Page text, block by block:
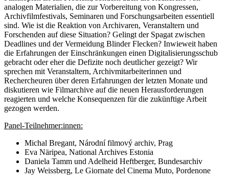
analogen Materialien, die zur Vorbereitung von Kongressen,
Archivfilmfestivals, Seminaren und Forschungsarbeiten essentiell
sind. Wie ist die Reaktion von Archivaren, Veranstaltern und
Forschenden auf diese Situation? Gelingt der Spagat zwischen
Deadlines und der Vermeidung Blinder Flecken? Inwieweit haben
die Erfahrungen der Einschränkungen einen Digitalisierungsschub
gebracht oder eher die Defizite noch deutlicher gezeigt? Wir
sprechen mit Veranstaltern, Archivmitarbeiterinnen und
Rechercheuren über deren Erfahrungen der letzten Monate und
diskutieren wie Filmarchive auf die neuen Herausforderungen
reagierten und welche Konsequenzen für die zukünftige Arbeit
gezogen werden.
Panel-Teilnehmer:innen:
Michal Bregant, Národní filmový archiv, Prag
Eva Näripea, National Archives Estonia
Daniela Tamm und Adelheid Heftberger, Bundesarchiv
Jay Weissberg, Le Giornate del Cinema Muto, Pordenone